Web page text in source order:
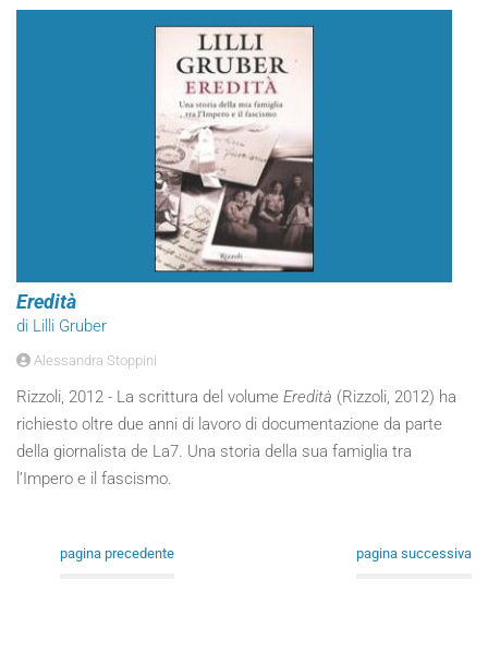
Eredità
di Lilli Gruber
Alessandra Stoppini
Rizzoli, 2012 - La scrittura del volume Eredità (Rizzoli, 2012) ha
richiesto oltre due anni di lavoro di documentazione da parte
della giornalista de La7. Una storia della sua famiglia tra
l’Impero e il fascismo.
pagina precedente pagina successiva